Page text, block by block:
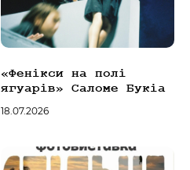
«Фенікси на полі
ягуарів» Саломе Букіа
18.07.2026